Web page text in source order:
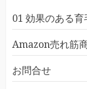
01 効果のある
Amazon売れ筋
お問合せ